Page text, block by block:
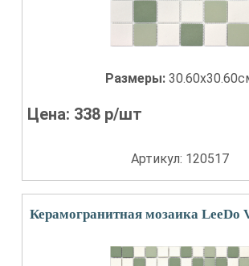
Размеры:
Цена: 338 р/шт
Артикул: 120517
Керамогранитная мозаика LeeDo